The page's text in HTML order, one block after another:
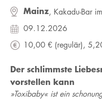
Mainz, Kakadu-Bar
09.12.2026
10,00 € (regulär),
Der schlimmste
vorstellen kann
»Toxibaby« ist ein